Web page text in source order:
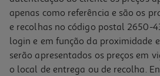
apenas como referência e são os
e recolhas no código postal 2650-
login e em função da proximidade
serão apresentados os preços em
o local de entrega ou de recolha.